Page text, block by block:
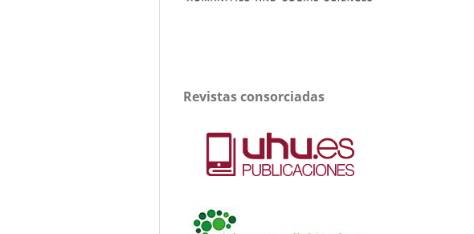
Revistas consorciadas